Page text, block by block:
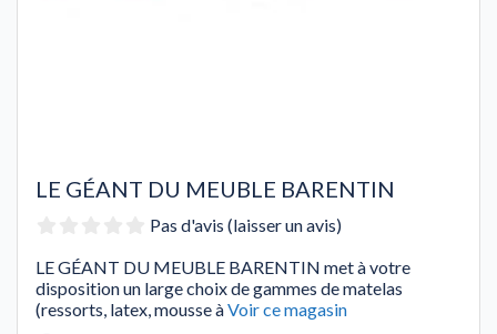
LE GÉANT DU MEUBLE BARENTIN
Pas d'avis (laisser un avis)
LE GÉANT DU MEUBLE BARENTIN met à votre
disposition un large choix de gammes de matelas
(ressorts, latex, mousse àVoir ce magasin